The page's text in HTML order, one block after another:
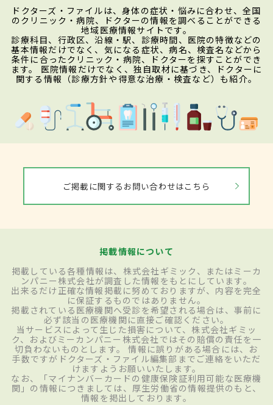
ドクターズ・ファイルは、身体の症状・悩みに合わせ、全国
のクリニック・病院、ドクターの情報を調べることができる
地域医療情報サイトです。
診療科目、行政区、沿線・駅、診療時間、医院の特徴などの
基本情報だけでなく、気になる症状、病名、検査名などから
条件に合ったクリニック・病院、ドクターを探すことができ
ます。 医院情報だけでなく、独自取材に基づき、ドクターに
関する情報（診療方針や得意な治療・検査など）も紹介。
ご掲載に関するお問い合わせはこちら
掲載情報について
掲載している各種情報は、株式会社ギミック、またはミーカ
ンパニー株式会社が調査した情報をもとにしています。
出来るだけ正確な情報掲載に努めておりますが、内容を完全
に保証するものではありません。
掲載されている医療機関へ受診を希望される場合は、事前に
必ず該当の医療機関に直接ご確認ください。
当サービスによって生じた損害について、株式会社ギミッ
ク、およびミーカンパニー株式会社ではその賠償の責任を一
切負わないものとします。 情報に誤りがある場合には、お
手数ですがドクターズ・ファイル編集部までご連絡をいただ
けますようお願いいたします。
なお、「マイナンバーカードの健康保険証利用可能な医療機
関」の情報につきましては、厚生労働省の情報提供のもと、
情報を掲出しております。